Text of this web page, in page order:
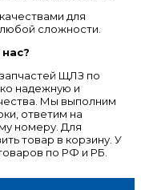
для
сложности.
ЩЛЗ по
надежную и
Мы выполним
ответим на
номеру. Для
товар в корзину. У
по РФ и РБ.